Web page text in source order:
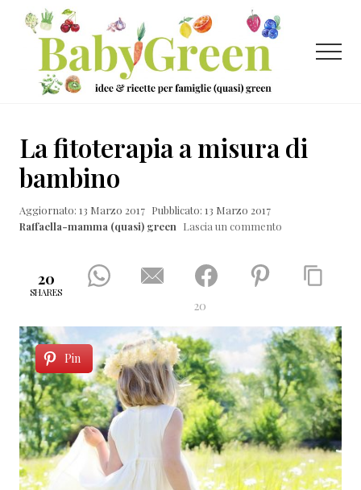
Menu
Passa
contenuto
principale
Passa
laterale
primaria
Passa
ricette
per
famiglie
Menu
La fitoterapia a misura di
bambino
Aggiornato: 13 Marzo 2017 Pubblicato: 13 Marzo 2017
Raffaella-mamma (quasi) green Lascia un commento
20
SHARES
20
Pin